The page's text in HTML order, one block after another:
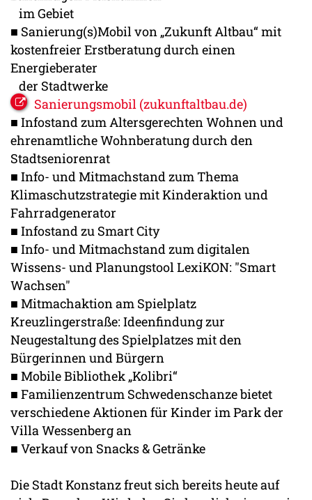
im Gebiet
■ Sanierung(s)Mobil von „Zukunft Altbau“ mit
kostenfreier Erstberatung durch einen
Energieberater
der Stadtwerke
Sanierungsmobil (zukunftaltbau.de)
■ Infostand zum Altersgerechten Wohnen und
ehrenamtliche Wohnberatung durch den
Stadtseniorenrat
■ Info- und Mitmachstand zum Thema
Klimaschutzstrategie mit Kinderaktion und
Fahrradgenerator
■ Infostand zu Smart City
■ Info- und Mitmachstand zum digitalen
Wissens- und Planungstool LexiKON: "Smart
Wachsen"
■ Mitmachaktion am Spielplatz
Kreuzlingerstraße: Ideenfindung zur
Neugestaltung des Spielplatzes mit den
Bürgerinnen und Bürgern
■ Mobile Bibliothek „Kolibri“
■ Familienzentrum Schwedenschanze bietet
verschiedene Aktionen für Kinder im Park der
Villa Wessenberg an
■ Verkauf von Snacks & Getränke
Die Stadt Konstanz freut sich bereits heute auf